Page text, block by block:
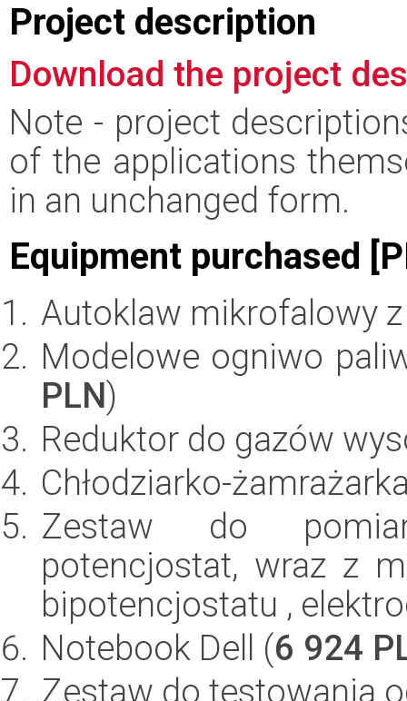
Project description
Download the project
Note - project
of the applications
in an unchanged form.
Equipment purchased
Autoklaw mikrofalowy
Modelowe ogniwo
PLN)
Reduktor do gazów
Chłodziarko-
Zestaw do
potencjostat, wraz z
bipotencjostatu ,
Notebook Dell (6 924
Zestaw do testowania